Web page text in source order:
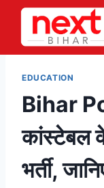
Skip
content
EDUCATION
Bihar
कांस्टेबल के
भर्ती,